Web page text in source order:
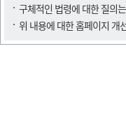
구체적인 법령에 대한 질의
위 내용에 대한 홈페이지 개